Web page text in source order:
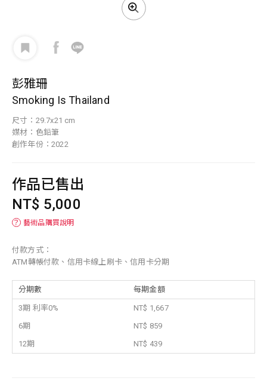
彭雅珊
Smoking Is Thailand
尺寸：29.7x21 cm
媒材：色鉛筆
創作年份：2022
作品已售出
NT$ 5,000
？ 藝術品購買說明
付款方式：
ATM轉帳付款、信用卡線上刷卡、信用卡分期
分期數 每期金額
3期 利率0%
NT$ 1,667
6期
NT$ 859
12期
NT$ 439